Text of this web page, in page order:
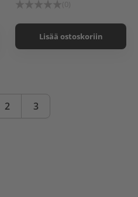
Lisää ostoskoriin
2 3